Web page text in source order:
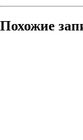
Похожие